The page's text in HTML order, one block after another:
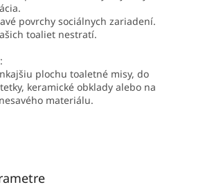
povrchy sociálnych zariadení.
toaliet nestratí.
plochu toaletné misy, do
keramické obklady alebo na
materiálu.